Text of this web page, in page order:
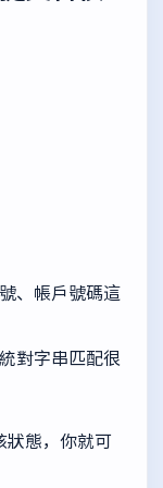
、帳戶號碼這
對字串匹配很
狀態，你就可